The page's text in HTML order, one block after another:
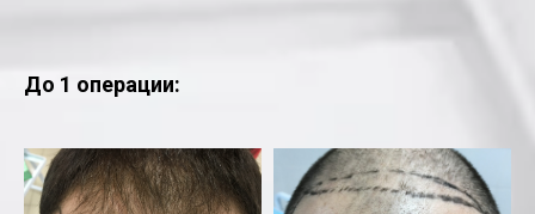
До 1 операции: